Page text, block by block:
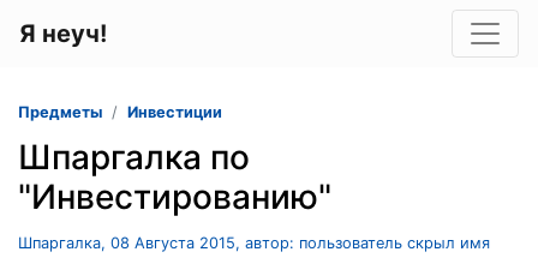
Я неуч!
Предметы Инвестиции
Шпаргалка по
"Инвестированию"
Шпаргалка, 08 Августа 2015, автор: пользователь скрыл имя